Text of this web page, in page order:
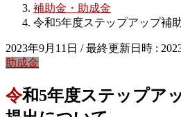
補助金・助成金
令和5年度ステップアップ補
2023年9月11日 / 最終更新日時 :
助成金
令和5年度ステップアップ補助金報告書